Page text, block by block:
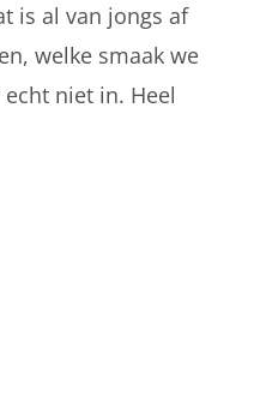
is al van jongs af
welke smaak we
niet in. Heel